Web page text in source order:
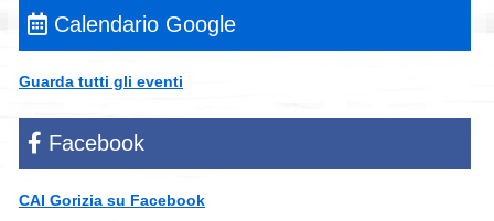
Calendario Google
Guarda tutti gli eventi
Facebook
CAI Gorizia su Facebook